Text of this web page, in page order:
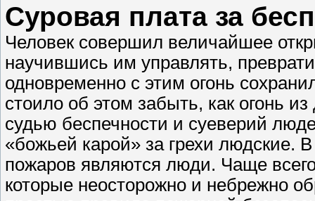
Суровая плата за
Человек совершил величайшее
научившись им управлять,
одновременно с этим огонь
стоило об этом забыть, как огонь
судью беспечности и суеверий
«божьей карой» за грехи людские.
пожаров являются люди. Чаще
которые неосторожно и небрежно